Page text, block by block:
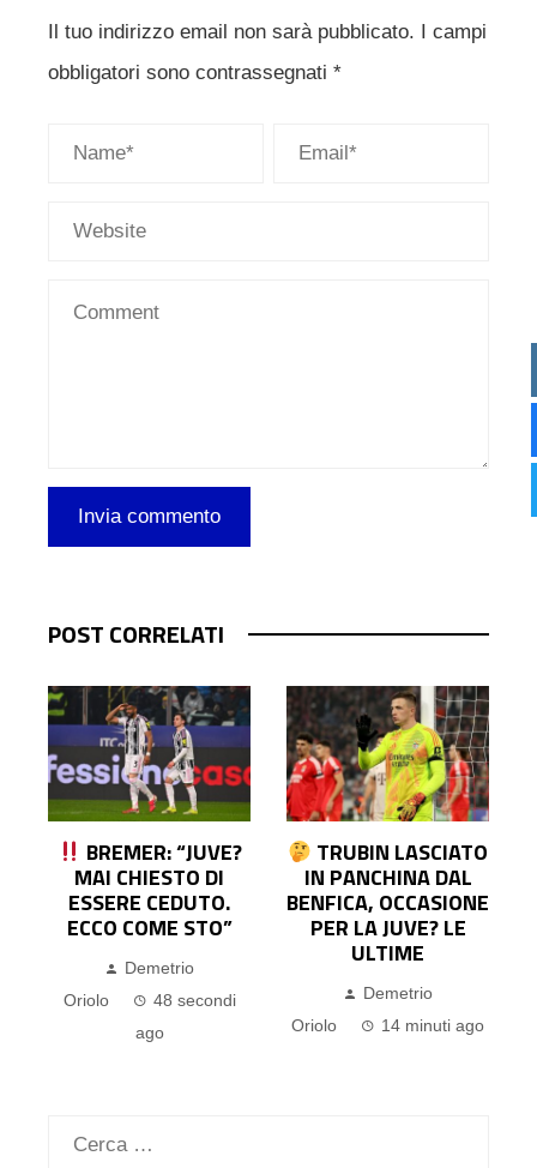
Il tuo indirizzo email non sarà pubblicato.
I campi
obbligatori sono contrassegnati *
POST CORRELATI
TRUBIN LASCIATO
IN PANCHINA DAL
BENFICA, OCCASIONE
PER LA JUVE? LE
Demetrio
FEDERCALCIO
ARGENTINA,
CONFERMATO IL
PROPRIO SOSTEGNO
A GIANNI INFANTINO:
Demetrio
Ricerca